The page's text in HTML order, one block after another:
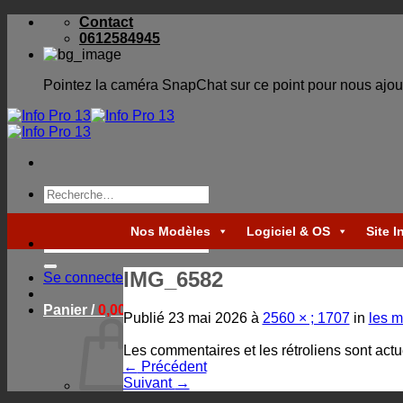
Skip
content
Contact
0612584945
Pointez la caméra SnapChat sur ce point pour nous
Recherche
pour :
pour :
Se connecter
Panier /0,00€
Nos Modèles Logiciel & OS Site
IMG_6582
Publié 23 mai 2026à 2560 × ; 1707in les
Les commentaires et les rétroliens sont
← Précédent
Suivant →